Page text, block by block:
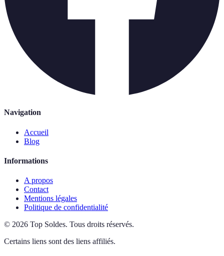
Navigation
Accueil
Blog
Informations
A propos
Contact
Mentions légales
Politique de confidentialité
© 2026 Top Soldes. Tous droits réservés.
Certains liens sont des liens affiliés.